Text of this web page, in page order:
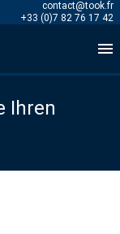
contact@took.fr
+33 (0)7 82 76 17 42

Ihren